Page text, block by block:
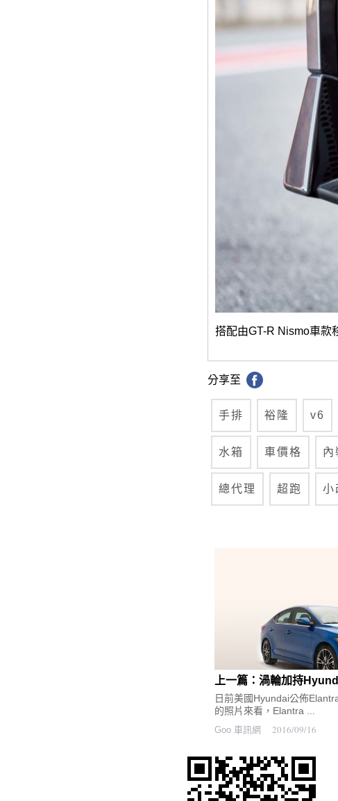
搭配由GT-R Nismo車款
分享至
手排 裕隆 v6
水箱 車價格 內
總代理 超跑 小
上一篇：渦輪加持
日前美國Hyundai公佈
的照片來看，Elantra ...
Goo 車訊網 2016/09/16